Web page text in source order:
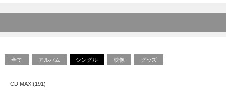
全て アルバム シングル 映像 グッズ
CD MAXI(191)